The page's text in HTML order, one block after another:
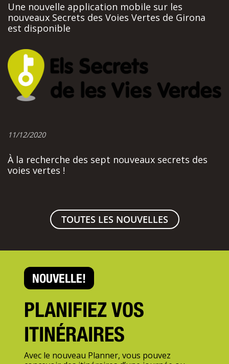
Une nouvelle application mobile sur les
nouveaux Secrets des Voies Vertes de Girona
est disponible
11/12/2020
À la recherche des sept nouveaux secrets des
voies vertes !
TOUTES LES NOUVELLES
NOUVELLE!
PLANIFIEZ VOS
ITINÉRAIRES
Avec le nouveau Planner, vous pouvez